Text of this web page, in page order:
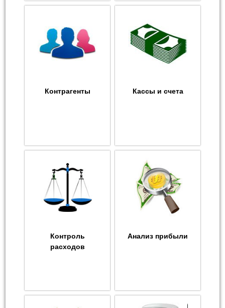
Контрагенты Кассы и счета
Контроль
расходов
Анализ прибыли